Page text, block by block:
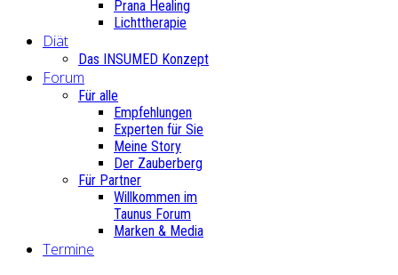
Prana Healing
Lichttherapie
Diät
Das INSUMED Konzept
Forum
Für alle
Empfehlungen
Experten für Sie
Meine Story
Der Zauberberg
Für Partner
Willkommen im
Taunus Forum
Marken & Media
Termine